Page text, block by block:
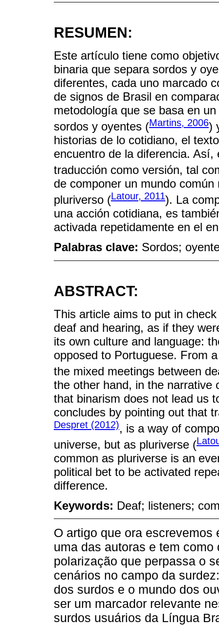
RESUMEN:
Este artículo tiene como
binaria que separa sordos y
diferentes, cada uno marcado
de signos de Brasil en
metodología que se basa en
sordos y oyentes (Martins, 2006)
historias de lo cotidiano, el
encuentro de la diferencia.
traducción como versión, tal
de componer un mundo
pluriverso (Latour, 2011). La
una acción cotidiana, es
activada repetidamente en el
Palabras clave: Sordos;
ABSTRACT:
This article aims to put in
deaf and hearing, as if they
its own culture and language:
opposed to Portuguese. From
the mixed meetings between
the other hand, in the narrative
that binarism does not lead us
concludes by pointing out that
Despret (2012), is a way of
universe, but as pluriverse (
common as pluriverse is an
political bet to be activated
difference.
Keywords: Deaf; listeners;
O artigo que ora
uma das autoras e tem
polarização que perpassa o
cenários no campo da
dos surdos e o mundo dos
ser um marcador relevante
surdos usuários da Língua